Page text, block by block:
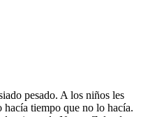
pesado. A los niños les
hacía tiempo que no lo hacía.